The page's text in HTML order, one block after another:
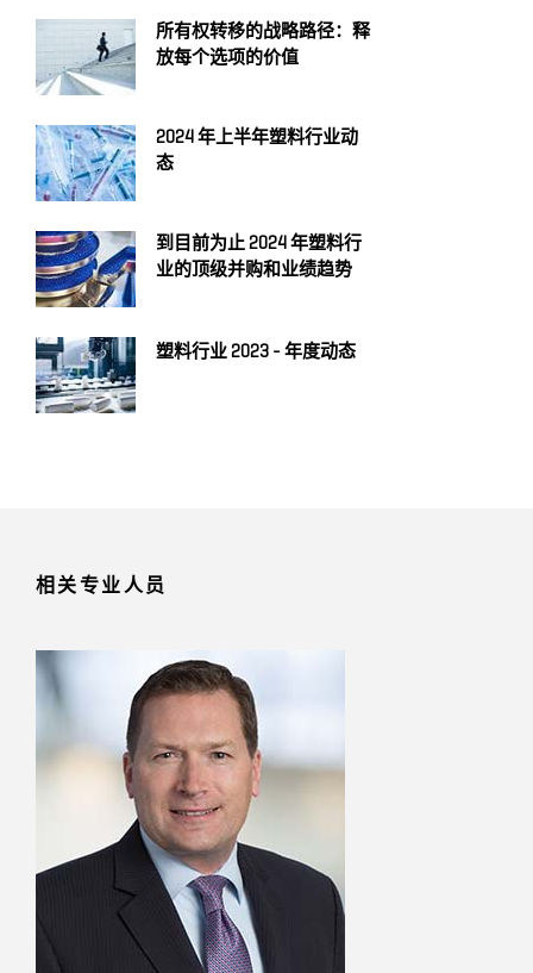
所有权转移的战略路径：释
放每个选项的价值
2024 年上半年塑料行业动
态
到目前为止 2024 年塑料行
业的顶级并购和业绩趋势
塑料行业 2023 - 年度动态
相关专业人员